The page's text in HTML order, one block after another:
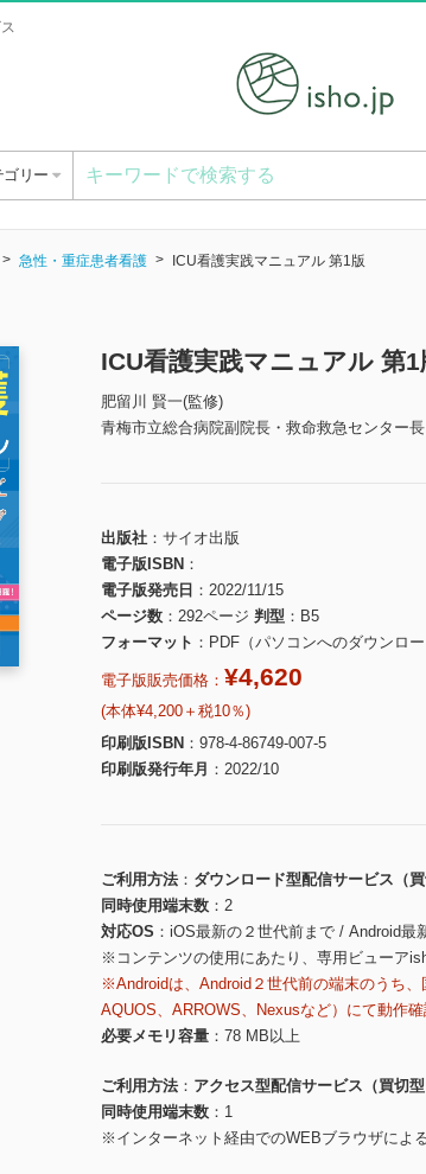
ゴリー
急性・重症患者看護 ICU看護実践マニュアル 第1版
ICU看護実践マニュアル 第1
肥留川 賢一(監修)
青梅市立総合病院副院長・救命救急センター長
出版社
サイオ出版
電子版ISBN
電子版発売日
2022/11/15
ページ数
292ページ 判型
B5
フォーマット
PDF（パソコンへのダウンロー
電子版販売価格： ¥4,620
(本体¥4,200＋税10％)
印刷版ISBN
978-4-86749-007-5
印刷版発行年月
2022/10
ご利用方法
ダウンロード型配信サービス（買
同時使用端末数
2
対応OS
iOS最新の２世代前まで / Android最
※コンテンツの使用にあたり、専用ビューア
※Androidは、Android２世代前の端末のうち
AQUOS、ARROWS、Nexusなど）にて動作
必要メモリ容量
78 MB以上
ご利用方法
アクセス型配信サービス（買切型
同時使用端末数
1
※インターネット経由でのWEBブラウザによ